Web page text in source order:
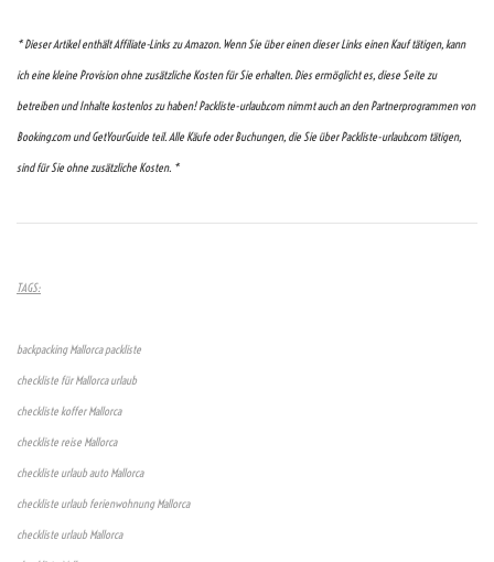
* Dieser Artikel enthält Affiliate-Links zu Amazon. Wenn Sie über einen dieser Links einen Kauf tätigen, kann
ich eine kleine Provision ohne zusätzliche Kosten für Sie erhalten. Dies ermöglicht es, diese Seite zu
betreiben und Inhalte kostenlos zu haben! Packliste-urlaub.com nimmt auch an den Partnerprogrammen von
Booking.com und GetYourGuide teil. Alle Käufe oder Buchungen, die Sie über Packliste-urlaub.com tätigen,
sind für Sie ohne zusätzliche Kosten. *
TAGS:
backpacking Mallorca packliste
checkliste für Mallorca urlaub
checkliste koffer Mallorca
checkliste reise Mallorca
checkliste urlaub auto Mallorca
checkliste urlaub ferienwohnung Mallorca
checkliste urlaub Mallorca